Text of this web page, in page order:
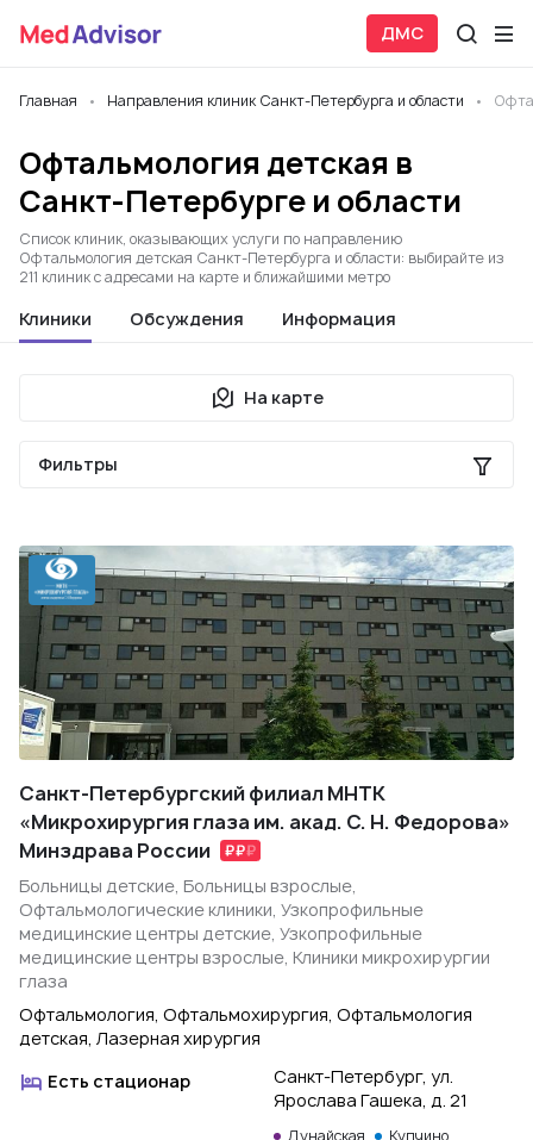
ДМС
Главная Направления клиник Санкт-Петербурга и области
Офтальмология детская в
Санкт-Петербурге и области
Список клиник, оказывающих услуги по направлению
Офтальмология детская Санкт-Петербурга и области: выбирайте из
211 клиник с адресами на карте и ближайшими метро
Клиники Обсуждения Информация
На карте
Фильтры
Санкт-Петербургский филиал МНТК
«Микрохирургия глаза им. акад. С. Н. Федорова»
Минздрава России
Больницы детские, Больницы взрослые,
Офтальмологические клиники, Узкопрофильные
медицинские центры детские, Узкопрофильные
медицинские центры взрослые, Клиники микрохирургии
глаза
Офтальмология, Офтальмохирургия, Офтальмология
детская, Лазерная хирургия
Есть стационар
Санкт-Петербург, ул.
Ярослава Гашека, д. 21
Дунайская Купчино